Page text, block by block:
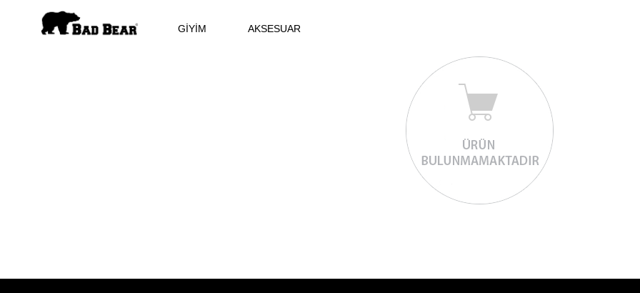
GİYİM AKSESUAR